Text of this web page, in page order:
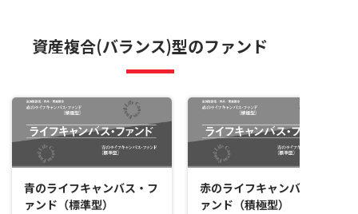
資産複合(バランス)型のファンド
青のライフキャンバス・フ
ァンド（標準型）
赤のライフキャンバス・フ
ァンド（積極型）